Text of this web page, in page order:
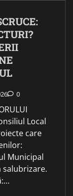
0
Local
care
Municipal